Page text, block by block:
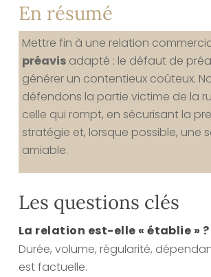
En résumé
Mettre fin à une relation
préavis adapté : le défaut de
générer un contentieux coûteux.
défendons la partie victime de la
celle qui rompt, en sécurisant la
stratégie et, lorsque possible, une
amiable.
Les questions clés
La relation est-elle « établie » ?
Durée, volume, régularité,
est factuelle.